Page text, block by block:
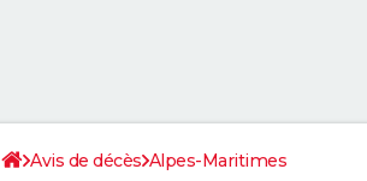
Avis de décès Alpes-Maritimes